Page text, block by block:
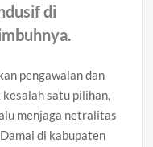
di
pengawalan dan
kesalah satu pilihan,
menjaga netralitas
di kabupaten